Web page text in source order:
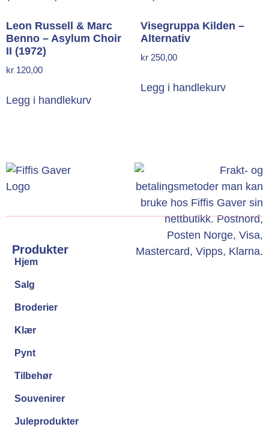
Leon Russell & Marc
Benno – Asylum Choir
II (1972)
kr 120,00
Legg i handlekurv
Visegruppa Kilden –
Alternativ
kr 250,00
Legg i handlekurv
Produkter
Hjem
Salg
Broderier
Klær
Pynt
Tilbehør
Souvenirer
Juleprodukter